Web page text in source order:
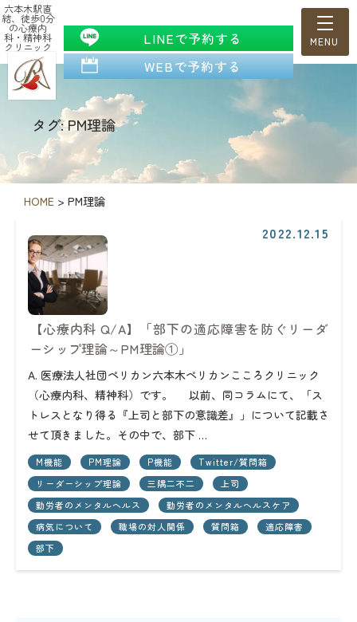
六本木駅直
結、徒歩0分
の心療内
科・精神科
クリニック
LINEで予約する
WEBで予約する
タグ: PM理論
HOME > PM理論
2022.12.15
【心療内科 Q/A】「部下の適応障害を防ぐリーダ
ーシップ理論～PM理論①」
A. 医療法人社団ペリカン六本木ペリカンこころクリニック
（心療内科、精神科）です。 以前、同コラムにて、「ス
トレスとなり得る『上司と部下の意識差』」について記載さ
せて頂きました。その中で、部下 …
M機能 PM理論 P機能
Twitter/質問箱
リーダーシップ理論
三隅二不二
上司
勤労者のメンタルヘルス
勤労者のメンタルヘルスケア
病気について
職場の対人関係 質問箱
適応障害
部下